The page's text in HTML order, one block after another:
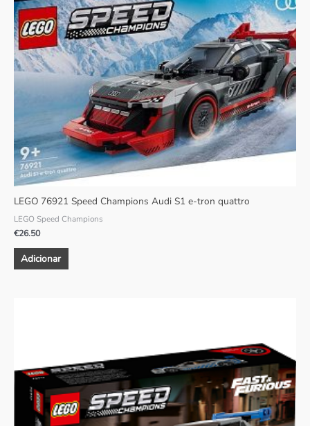
LEGO 76921 Speed Champions Audi S1 e-tron quattro
LEGO Speed Champions
€26.50
Adicionar